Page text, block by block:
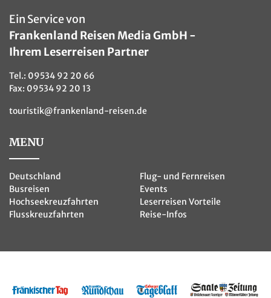
Ein Service von
Frankenland Reisen Media GmbH -
Ihrem Leserreisen Partner
Tel.: 09534 92 20 66
Fax: 09534 92 20 13
touristik@frankenland-reisen.de
MENU
Deutschland
Busreisen
Hochseekreuzfahrten
Flusskreuzfahrten
Flug- und Fernreisen
Events
Leserreisen Vorteile
Reise-Infos